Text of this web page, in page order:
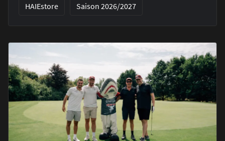
HAIEstore Saison 2026/2027